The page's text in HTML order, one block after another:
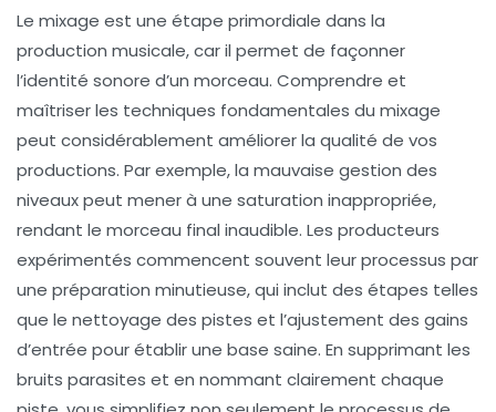
Le mixage est une étape primordiale dans la
production musicale, car il permet de façonner
l’identité sonore d’un morceau. Comprendre et
maîtriser les techniques fondamentales du mixage
peut considérablement améliorer la qualité de vos
productions. Par exemple, la mauvaise gestion des
niveaux peut mener à une saturation inappropriée,
rendant le morceau final inaudible. Les producteurs
expérimentés commencent souvent leur processus par
une préparation minutieuse, qui inclut des étapes telles
que le nettoyage des pistes et l’ajustement des gains
d’entrée pour établir une base saine. En supprimant les
bruits parasites et en nommant clairement chaque